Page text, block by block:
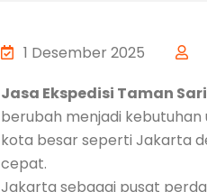
1 Desember 2025
Jasa Ekspedisi Taman
berubah menjadi
kota besar seperti Jakarta
cepat.
Jakarta sebagai pusat